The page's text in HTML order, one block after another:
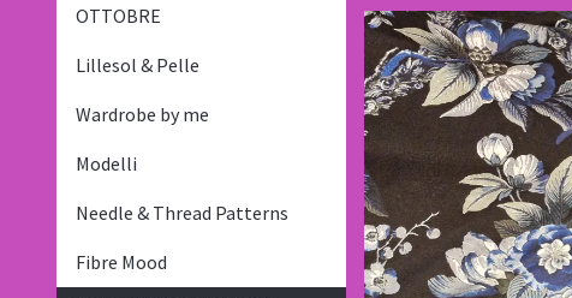
OTTOBRE
Lillesol & Pelle
Wardrobe by me
Modelli
Needle & Thread Patterns
Fibre Mood